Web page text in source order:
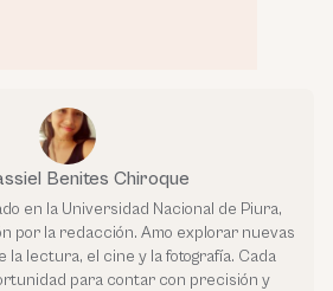
Benites Chiroque
en la Universidad Nacional de Piura,
por la redacción. Amo explorar nuevas
la lectura, el cine y la fotografía. Cada
para contar con precisión y